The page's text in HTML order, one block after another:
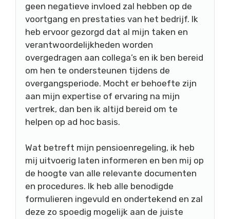
geen negatieve invloed zal hebben op de
voortgang en prestaties van het bedrijf. Ik
heb ervoor gezorgd dat al mijn taken en
verantwoordelijkheden worden
overgedragen aan collega’s en ik ben bereid
om hen te ondersteunen tijdens de
overgangsperiode. Mocht er behoefte zijn
aan mijn expertise of ervaring na mijn
vertrek, dan ben ik altijd bereid om te
helpen op ad hoc basis.
Wat betreft mijn pensioenregeling, ik heb
mij uitvoerig laten informeren en ben mij op
de hoogte van alle relevante documenten
en procedures. Ik heb alle benodigde
formulieren ingevuld en ondertekend en zal
deze zo spoedig mogelijk aan de juiste